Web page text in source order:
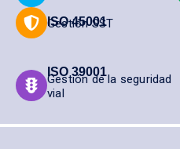
ISO 45001
Gestión SST
ISO 39001
Gestión de la seguridad
vial